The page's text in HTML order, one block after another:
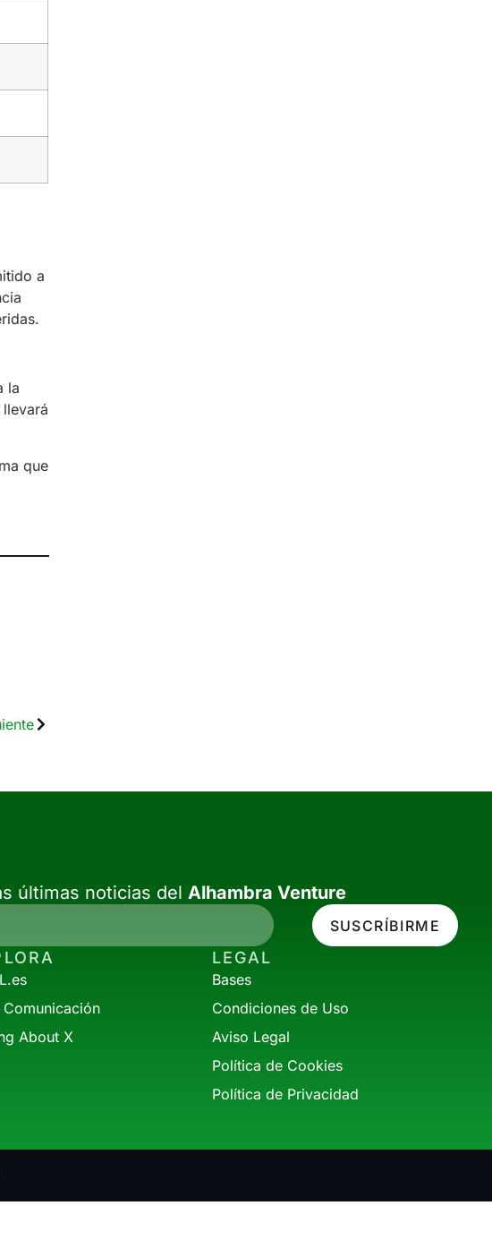
a
la
que
últimas noticias del Alhambra Venture
SUSCRÍBIRME
Comunicación
About X
LEGAL
Bases
Condiciones de Uso
Aviso Legal
Política de Cookies
Política de Privacidad